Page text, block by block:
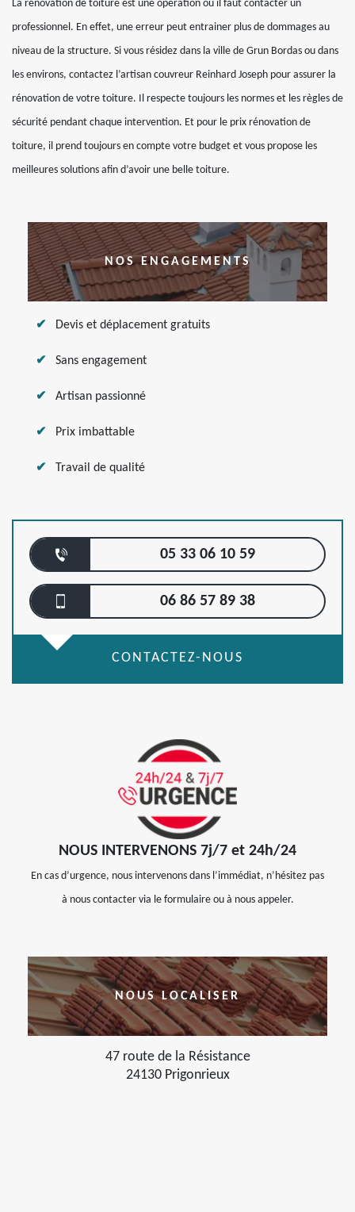
La rénovation de toiture est une opération où il faut contacter un
professionnel. En effet, une erreur peut entrainer plus de dommages au
niveau de la structure. Si vous résidez dans la ville de Grun Bordas ou dans
les environs, contactez l’artisan couvreur Reinhard Joseph pour assurer la
rénovation de votre toiture. Il respecte toujours les normes et les règles de
sécurité pendant chaque intervention. Et pour le prix rénovation de
toiture, il prend toujours en compte votre budget et vous propose les
meilleures solutions afin d’avoir une belle toiture.
NOS ENGAGEMENTS
Devis et déplacement gratuits
Sans engagement
Artisan passionné
Prix imbattable
Travail de qualité
05 33 06 10 59
06 86 57 89 38
CONTACTEZ-NOUS
NOUS INTERVENONS 7j/7 et 24h/24
En cas d’urgence, nous intervenons dans l’immédiat, n’hésitez pas
à nous contacter via le formulaire ou à nous appeler.
NOUS LOCALISER
47 route de la Résistance
24130 Prigonrieux